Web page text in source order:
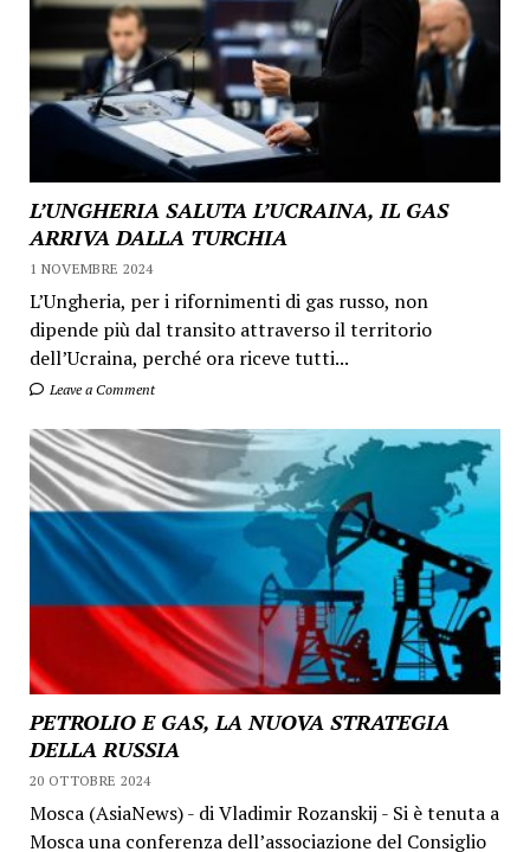
L’UNGHERIA SALUTA L’UCRAINA, IL GAS
ARRIVA DALLA TURCHIA
1 NOVEMBRE 2024
L’Ungheria, per i rifornimenti di gas russo, non
dipende più dal transito attraverso il territorio
dell’Ucraina, perché ora riceve tutti...
Leave a Comment
PETROLIO E GAS, LA NUOVA STRATEGIA
DELLA RUSSIA
20 OTTOBRE 2024
Mosca (AsiaNews) - di Vladimir Rozanskij - Si è tenuta a
Mosca una conferenza dell’associazione del Consiglio